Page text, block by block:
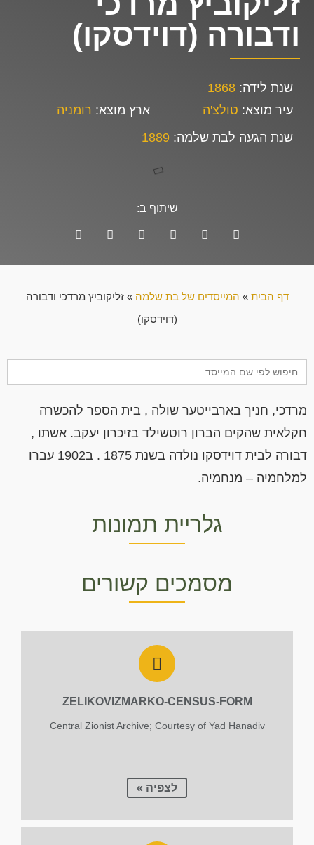
ודבורה (דוידסקו)
שנת לידה: 1868
עיר מוצא: טולצ'ה ארץ מוצא: רומניה
שנת הגעה לבת שלמה: 1889
שיתוף ב:
דף הבית » המייסדים של בת שלמה »זליקוביץ מרדכי ודבורה
(דוידסקו)
for:
מרדכי, חניך בארבייטער שולה , בית הספר להכשרה
חקלאית שהקים הברון רוטשילד בזיכרון יעקב. אשתו ,
דבורה לבית דוידסקו נולדה בשנת 1875 . ב1902 עברו
למלחמיה – מנחמיה.
גלריית תמונות
מסמכים קשורים
ZELIKOVIZMARKO-CENSUS-FORM
Central Zionist Archive; Courtesy of Yad Hanadiv
לצפיה »